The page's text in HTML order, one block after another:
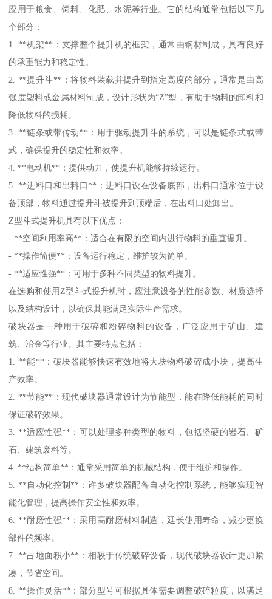
应用于粮食、饲料、化肥、水泥等行业。它的结构通常包括以下几
个部分：
1. **机架**：支撑整个提升机的框架，通常由钢材制成，具有良好
的承重能力和稳定性。
2. **提升斗**：将物料装载并提升到指定高度的部分，通常是由高
强度塑料或金属材料制成，设计形状为“Z”型，有助于物料的卸料和
降低物料的损耗。
3. **链条或带传动**：用于驱动提升斗的系统，可以是链条式或带
式，确保提升的稳定性和效率。
4. **电动机**：提供动力，使提升机能够持续运行。
5. **进料口和出料口**：进料口设在设备底部，出料口通常位于设
备顶部，物料通过提升斗被提升到顶端后，在出料口处卸出。
Z型斗式提升机具有以下优点：
- **空间利用率高**：适合在有限的空间内进行物料的垂直提升。
- **操作简便**：设备运行稳定，维护较为简单。
- **适应性强**：可用于多种不同类型的物料提升。
在选购和使用Z型斗式提升机时，应注意设备的性能参数、材质选择
以及结构设计，以确保其能满足实际生产需求。
破块器是一种用于破碎和粉碎物料的设备，广泛应用于矿山、建
筑、冶金等行业。其主要特点包括：
1. **能**：破块器能够快速有效地将大块物料破碎成小块，提高生
产效率。
2. **节能**：现代破块器通常设计为节能型，能在降低能耗的同时
保证破碎效果。
3. **适应性强**：可以处理多种类型的物料，包括坚硬的岩石、矿
石、建筑废料等。
4. **结构简单**：通常采用简单的机械结构，便于维护和操作。
5. **自动化控制**：许多破块器配备自动化控制系统，能够实现智
能化管理，提高操作安全性和效率。
6. **耐磨性强**：采用高耐磨材料制造，延长使用寿命，减少更换
部件的频率。
7. **占地面积小**：相较于传统破碎设备，现代破块器设计更加紧
凑，节省空间。
8. **操作灵活**：部分型号可根据具体需要调整破碎粒度，以满足